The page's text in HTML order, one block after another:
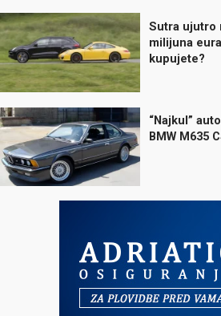
Sutra ujutro
milijuna
kupujete?
“Najkul”
BMW M635